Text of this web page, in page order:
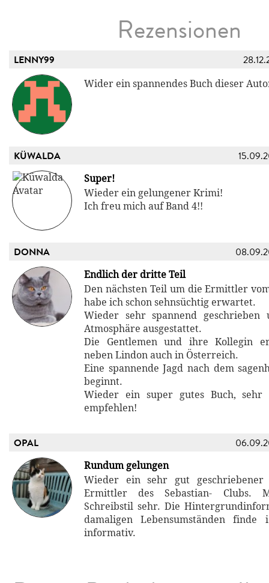
Rezensionen
LENNY99
Wider ein spannendes Buch dieser
KÜWALDA
Super!
Wieder ein gelungener Krimi!
Ich freu mich auf Band 4!!
DONNA
Endlich der dritte Teil
Den nächsten Teil um die Ermittler
habe ich schon sehnsüchtig erwartet.
Wieder sehr spannend
Atmosphäre ausgestattet.
Die Gentlemen und ihre Kollegin
neben Lindon auch in Österreich.
Eine spannende Jagd nach dem
beginnt.
Wieder ein super gutes Buch,
empfehlen!
OPAL
Rundum gelungen
Wieder ein sehr gut
Ermittler des Sebastian- Clubs.
Schreibstil sehr. Die
damaligen Lebensumständen finde
informativ.